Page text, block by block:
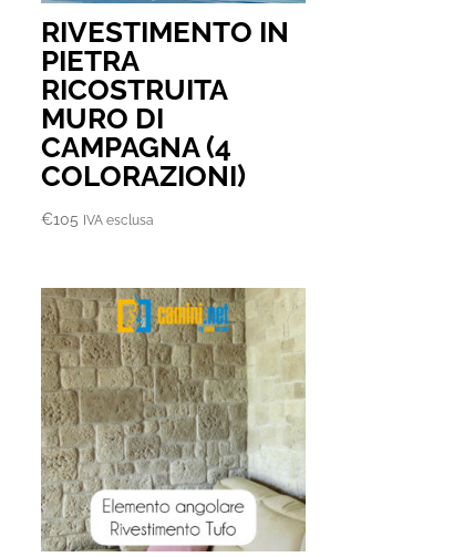
RIVESTIMENTO IN
PIETRA
RICOSTRUITA
MURO DI
CAMPAGNA (4
COLORAZIONI)
€105 IVA esclusa